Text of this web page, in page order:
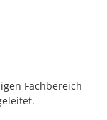
Fachbereich